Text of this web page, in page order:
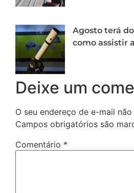
Agosto terá
como assistir
Deixe um
O seu endereço de e-mail
Campos obrigatórios são
Comentário *